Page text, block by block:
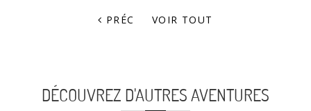
PRÉC VOIR TOUT
DÉCOUVREZ D'AUTRES AVENTURES